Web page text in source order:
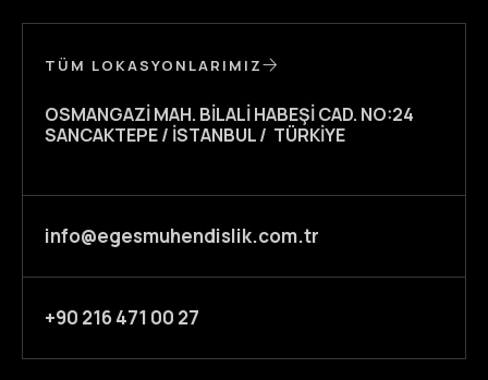
TÜM LOKASYONLARIMIZ
OSMANGAZI MAH. BILALI HABEŞI CAD. NO:24
SANCAKTEPE / İSTANBUL / TÜRKIYE
info@egesmuhendislik.com.tr
+90 216 471 00 27